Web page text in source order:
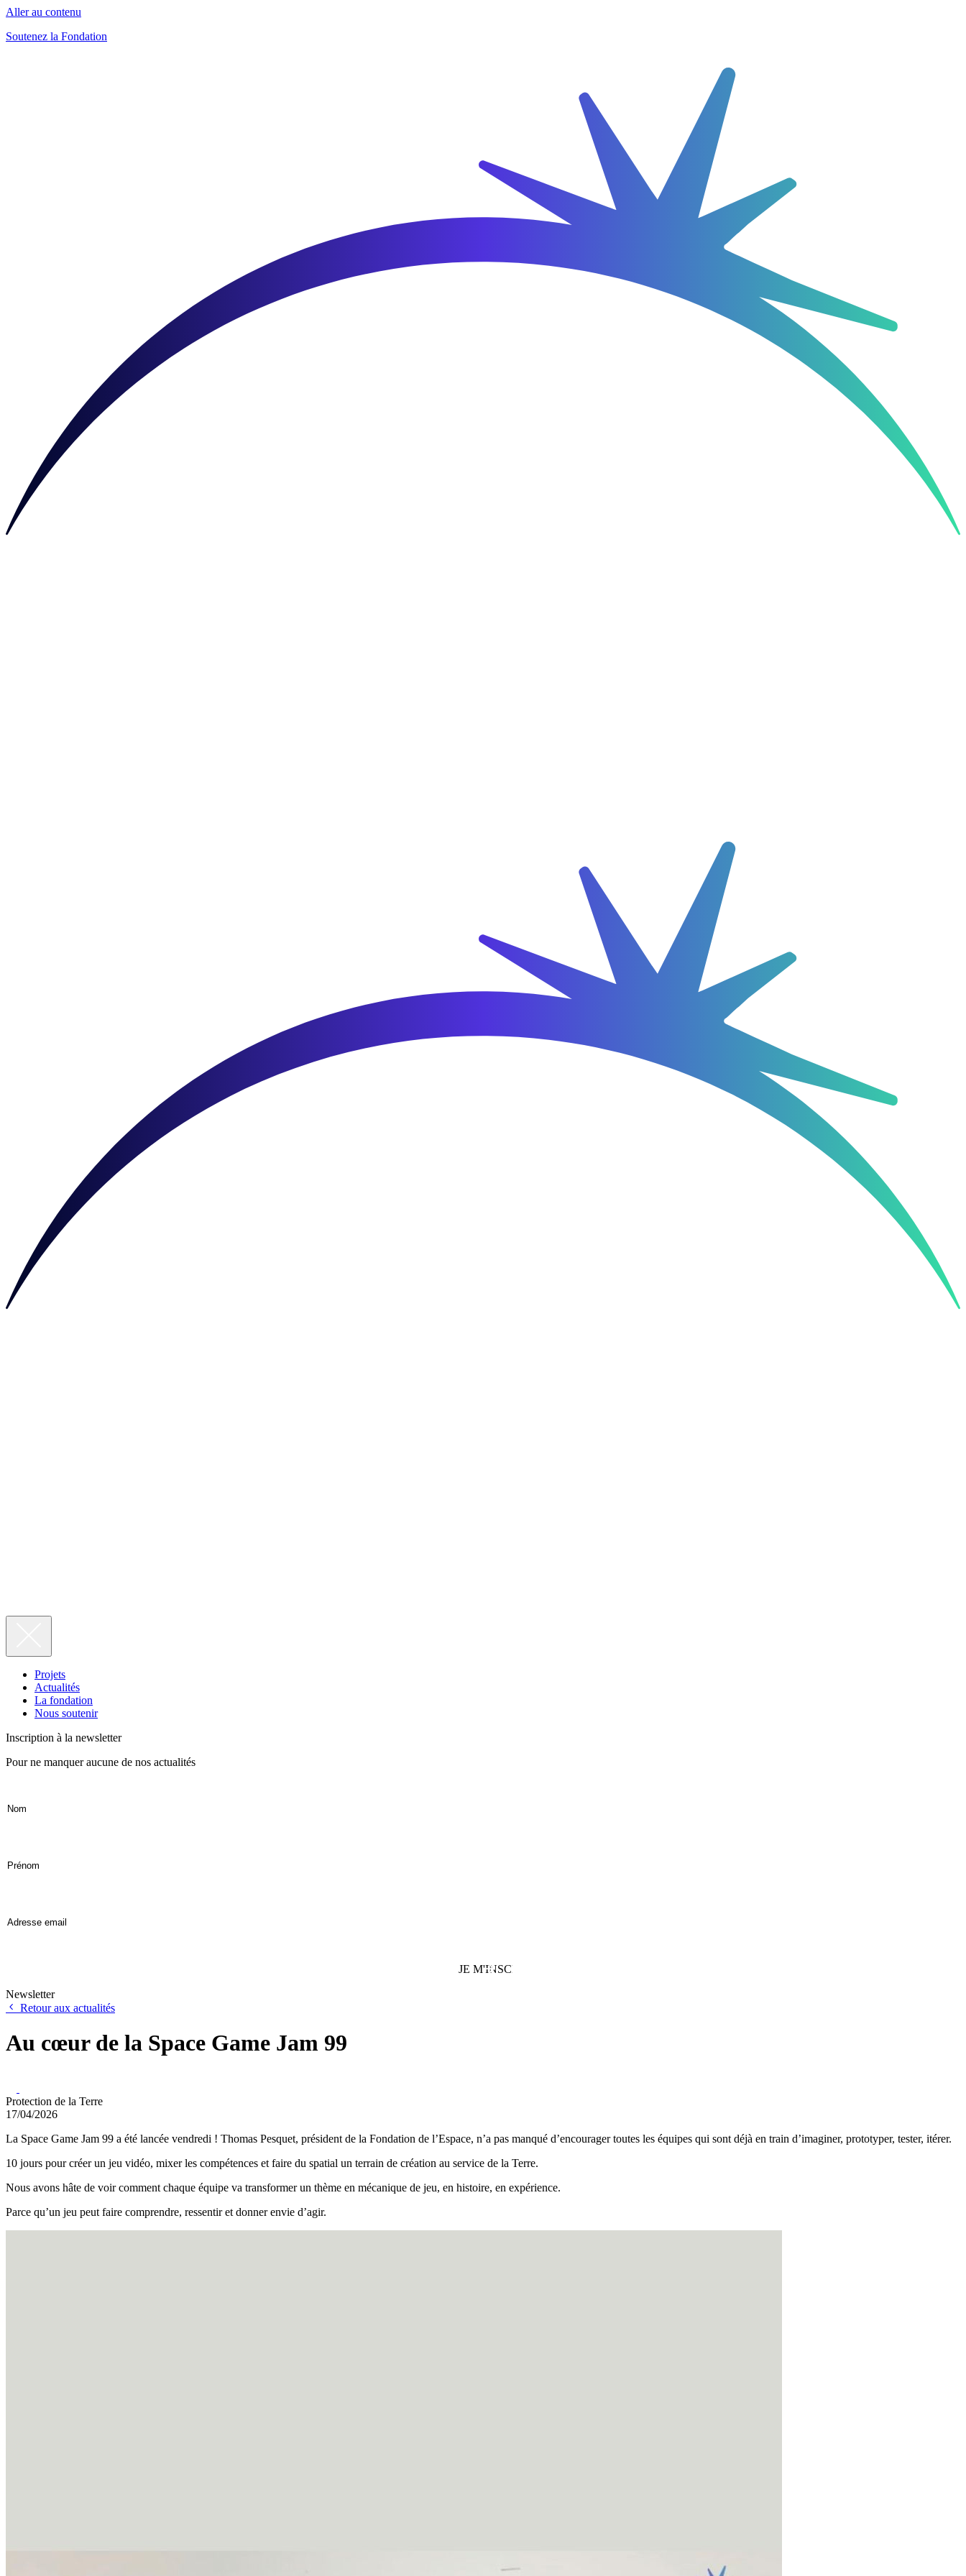
Aller au contenu
Soutenez la Fondation
Projets
Actualités
La fondation
Nous soutenir
Inscription à la newsletter
Pour ne manquer aucune de nos actualités
Newsletter
Retour aux actualités
Au cœur de la Space Game Jam 99
Protection de la Terre
17/04/2026
La Space Game Jam 99 a été lancée vendredi ! Thomas Pesquet, président de la Fondation de l’Espace, n’a pas manqué d’encourager toutes les équipes qui sont déjà en train d’imaginer, prototyper, tester, itérer.
10 jours pour créer un jeu vidéo, mixer les compétences et faire du spatial un terrain de création au service de la Terre.
Nous avons hâte de voir comment chaque équipe va transformer un thème en mécanique de jeu, en histoire, en expérience.
Parce qu’un jeu peut faire comprendre, ressentir et donner envie d’agir.